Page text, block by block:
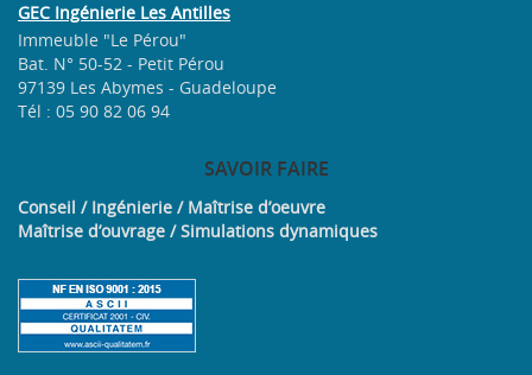
GEC Ingénierie Les Antilles
Immeuble "Le Pérou"
Bat. N° 50-52 - Petit Pérou
97139 Les Abymes - Guadeloupe
Tél : 05 90 82 06 94
SAVOIRFAIRE
Conseil / Ingénierie / Maîtrise d’oeuvre
Maîtrise d’ouvrage / Simulations dynamiques